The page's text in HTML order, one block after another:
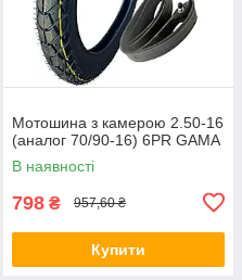
Мотошина з камерою 2.50-16
(аналог 70/90-16) 6PR GAMA
В наявності
798 ₴ 957,60 ₴
Купити